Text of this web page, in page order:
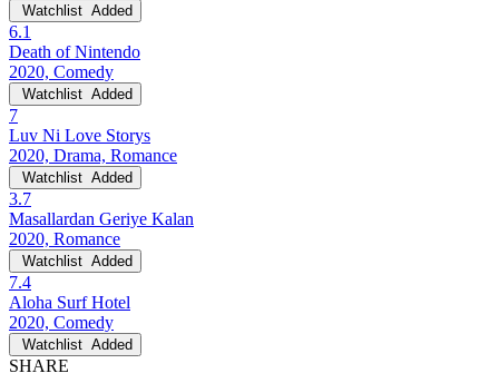
Watchlist Added
6.1
Death of Nintendo
2020, Comedy
Watchlist Added
7
Luv Ni Love Storys
2020, Drama, Romance
Watchlist Added
3.7
Masallardan Geriye Kalan
2020, Romance
Watchlist Added
7.4
Aloha Surf Hotel
2020, Comedy
Watchlist Added
SHARE